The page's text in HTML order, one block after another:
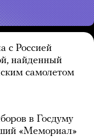
с Россией
найденный
самолетом
в Госдуму
«Мемориал»